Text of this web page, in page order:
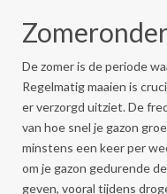
De zomer is de periode
Regelmatig maaien is
er verzorgd uitziet. De
van hoe snel je gazon
minstens een keer per
om je gazon gedurende
geven, vooral tijdens